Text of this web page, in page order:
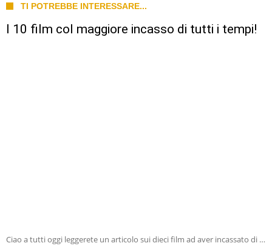
TI POTREBBE INTERESSARE...
I 10 film col maggiore incasso di tutti i tempi!
Ciao a tutti oggi leggerete un articolo sui dieci film ad aver incassato di …